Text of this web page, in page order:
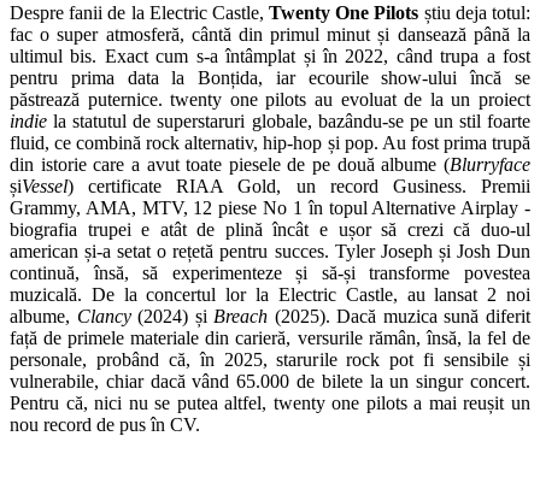
Despre fanii de la Electric Castle,Twenty One Pilots știu deja totul:
fac o super atmosferă, cântă din primul minut și dansează până la
ultimul bis. Exact cum s-a întâmplat și în 2022, când trupa a fost
pentru prima data la Bonțida, iar ecourile show-ului încă se
păstrează puternice. twenty one pilots au evoluat de la un proiect
indie la statutul de superstaruri globale, bazându-se pe un stil foarte
fluid, ce combină rock alternativ, hip-hop și pop. Au fost prima trupă
din istorie care a avut toate piesele de pe două albume (Blurryface
șiVessel) certificate RIAA Gold, un record Gusiness. Premii
Grammy, AMA, MTV, 12 piese No 1 în topul Alternative Airplay -
biografia trupei e atât de plină încât e ușor să crezi că duo-ul
american și-a setat o rețetă pentru succes. Tyler Joseph și Josh Dun
continuă, însă, să experimenteze și să-și transforme povestea
muzicală. De la concertul lor la Electric Castle, au lansat 2 noi
albume, Clancy(2024) și Breach (2025). Dacă muzica sună diferit
față de primele materiale din carieră, versurile rămân, însă, la fel de
personale, probând că, în 2025, starurile rock pot fi sensibile și
vulnerabile, chiar dacă vând 65.000 de bilete la un singur concert.
Pentru că, nici nu se putea altfel, twenty one pilots a mai reușit un
nou record de pus în CV.